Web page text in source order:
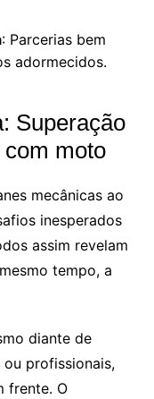
: Parcerias bem
adormecidos.
Superação
moto
mecânicas ao
inesperados
assim revelam
tempo, a
diante de
profissionais,
frente. O